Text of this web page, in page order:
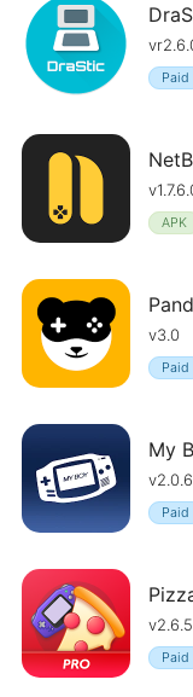
Paid
APK
v3.0
Paid
My
Paid
Paid